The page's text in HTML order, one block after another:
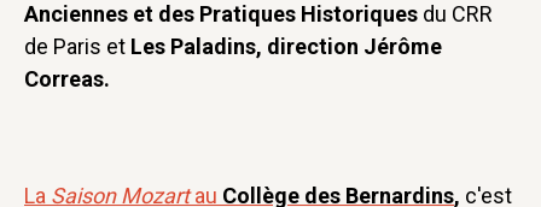
Anciennes et des Pratiques Historiques du CRR
de Paris et Les Paladins, direction Jérôme
Correas.
La Saison Mozartau Collège des Bernardins, c'est